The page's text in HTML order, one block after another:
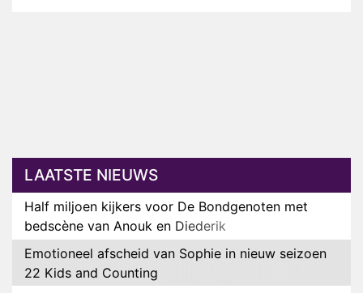
LAATSTE NIEUWS
Half miljoen kijkers voor De Bondgenoten met
bedscène van Anouk en Diederik
Emotioneel afscheid van Sophie in nieuw seizoen
22 Kids and Counting